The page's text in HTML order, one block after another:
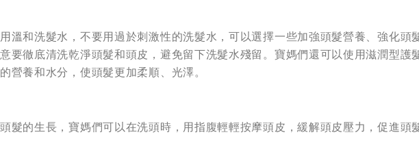
溫和洗髮水，不要用過於刺激性的洗髮水，可以選擇一些加強頭髮營養、強化頭
要徹底清洗乾淨頭髮和頭皮，避免留下洗髮水殘留。寶媽們還可以使用滋潤型護
營養和水分，使頭髮更加柔順、光澤。
髮的生長，寶媽們可以在洗頭時，用指腹輕輕按摩頭皮，緩解頭皮壓力，促進頭